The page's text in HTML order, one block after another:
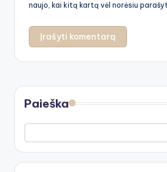
naujo, kai kitą kartą vėl norėsiu
Paieška